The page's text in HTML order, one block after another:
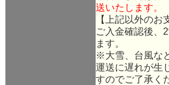
送いたします。
【上記以外のお
ご入金確認後、
ます。
※大雪、台風な
運送に遅れが生
すのでご了承く